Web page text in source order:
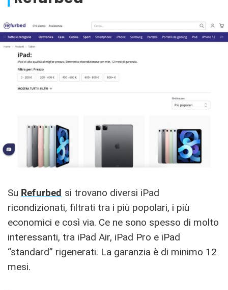
Su Refurbed si trovano diversi iPad
ricondizionati, filtrati tra i più popolari, i più
economici e così via. Ce ne sono spesso di molto
interessanti, tra iPad Air, iPad Pro e iPad
“standard” rigenerati. La garanzia è di minimo 12
mesi.